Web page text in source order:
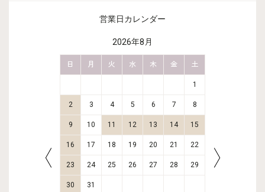
営業日カレンダー
2026年8月
日 月 火 水 木 金 土
1
2 3 4 5 6 7 8
9 10 11 12 13 14 15
16 17 18 19 20 21 22
23 24 25 26 27 28 29
30 31